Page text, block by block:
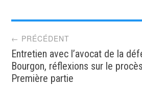
Post
navigation
← PRÉCÉDENT
Entretien avec l’avocat de la
Bourgon, réflexions sur le
Première partie